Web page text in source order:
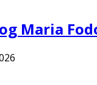
Maria